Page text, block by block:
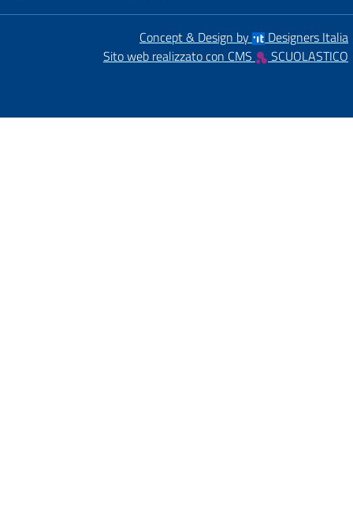
Concept & Design by
Designers Italia
Sito web realizzato con CMS
SCUOLASTICO